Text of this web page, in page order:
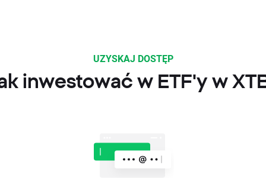
UZYSKAJ DOSTĘP
inwestować w ETF'y w